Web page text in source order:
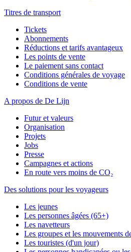
Titres de transport
Tickets
Abonnements
Réductions et tarifs avantageux
Les points de vente
Le paiement sans contact
Conditions générales de voyage
Conditions de vente
A propos de De Lijn
Futur et valeurs
Organisation
Projets
Jobs
Presse
Campagnes et actions
En route vers moins de CO₂
Des solutions pour les voyageurs
Les jeunes
Les personnes âgées (65+)
Les navetteurs
Les groupes et les mouvements
Les touristes (d'un jour)